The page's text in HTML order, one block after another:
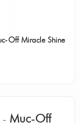
Off Miracle Shine
- Muc-Off